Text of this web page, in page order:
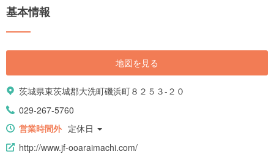
基本情報
地図を見る
茨城県東茨城郡大洗町磯浜町８２５３-２０
029-267-5760
営業時間外 定休日
http://www.jf-ooaraimachi.com/